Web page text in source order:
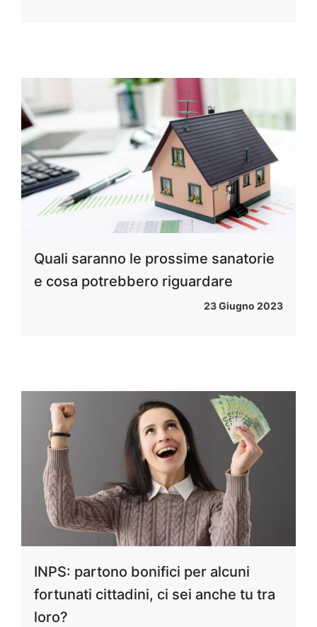
Quali saranno le prossime sanatorie
e cosa potrebbero riguardare
23 Giugno 2023
INPS: partono bonifici per alcuni
fortunati cittadini, ci sei anche tu tra
loro?